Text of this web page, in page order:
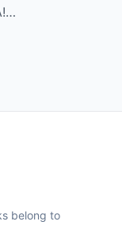
belong to